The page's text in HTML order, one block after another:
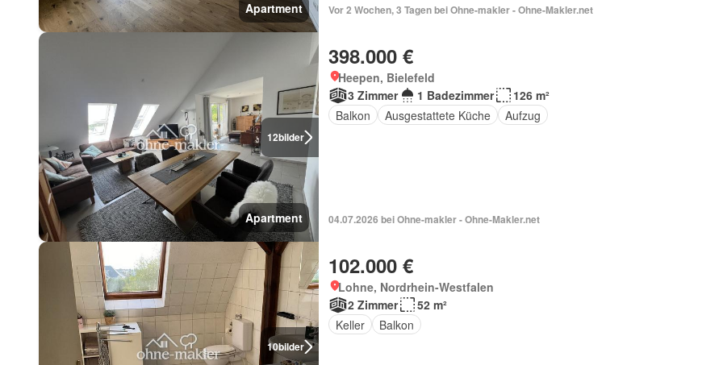
Apartment Vor 2 Wochen, 3 Tagen bei Ohne-makler - Ohne-Makler.net
12bilder
Apartment
398.000 €
Heepen, Bielefeld
3 Zimmer
1 Badezimmer
126 m²
Balkon
Ausgestattete Küche Aufzug
04.07.2026 bei Ohne-makler - Ohne-Makler.net
10bilder
102.000 €
Lohne, Nordrhein-Westfalen
2 Zimmer
52 m²
Keller
Balkon